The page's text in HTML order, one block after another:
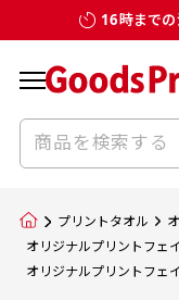
16時まで
プリントタオル
オリジナルプリントフェ
オリジナルプリントフェ